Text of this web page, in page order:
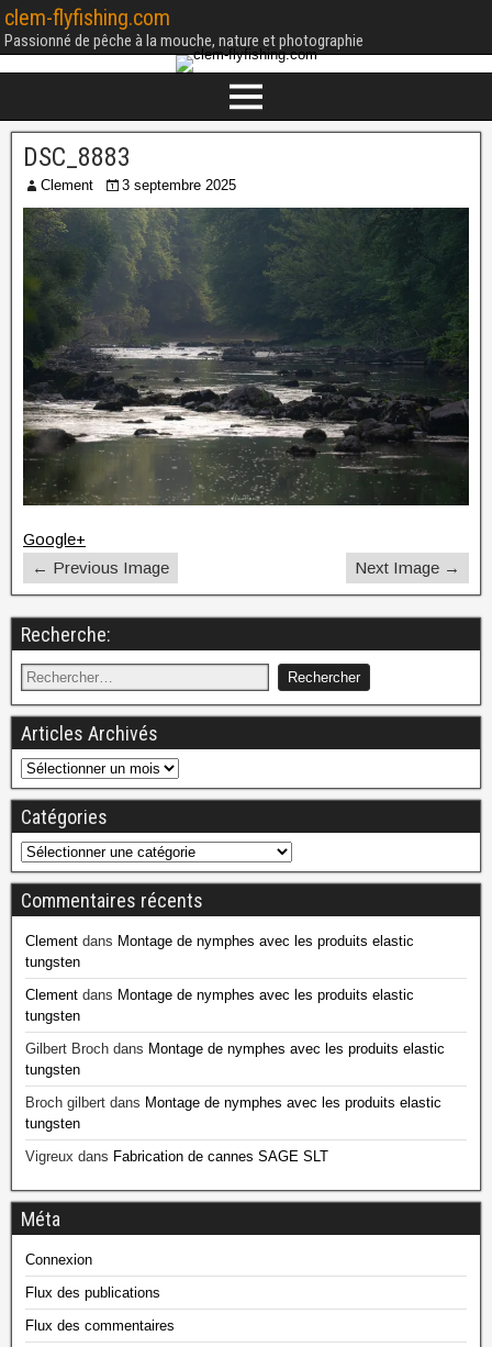
clem-flyfishing.com
Passionné de pêche à la mouche, nature et photographie
DSC_8883
Clement 3 septembre 2025
Google+
← Previous Image
Next Image →
Recherche:
Articles Archivés
Catégories
Commentaires récents
Clement dans Montage de nymphes avec les produits elastic
tungsten
Clement dans Montage de nymphes avec les produits elastic
tungsten
Gilbert Broch dans Montage de nymphes avec les produits elastic
tungsten
Broch gilbert dans Montage de nymphes avec les produits elastic
tungsten
Vigreux dans Fabrication de cannes SAGE SLT
Méta
Connexion
Flux des publications
Flux des commentaires